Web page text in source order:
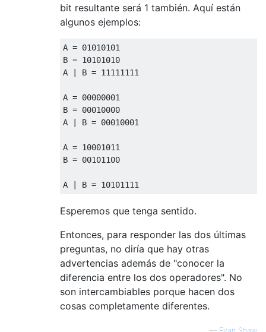
bit resultante será 1 también. Aquí están
algunos ejemplos:
A = 01010101
B = 10101010
A
| B = 11111111
A = 00000001
B = 00010000
A
| B = 00010001
A = 10001011
B = 00101100
A | B = 10101111
Esperemos que tenga sentido.
Entonces, para responder las dos últimas
preguntas, no diría que hay otras
advertencias además de "conocer la
diferencia entre los dos operadores". No
son intercambiables porque hacen dos
cosas completamente diferentes.